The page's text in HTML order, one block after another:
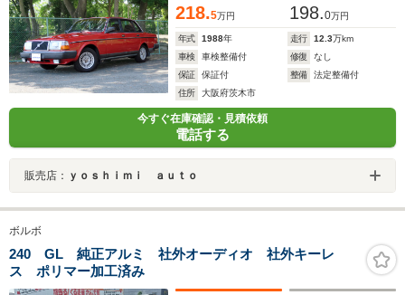
218.5万円 198.0万円
年式 1988年 走行 12.3万km
車検
車検整備付 修復
なし
保証
保証付 整備
法定整備付
住所
大阪府茨木市
今すぐ在庫確認・見積依頼
電話する
販売店： ｙｏｓｈｉｍｉ ａｕｔｏ
ボルボ
240 GL 純正アルミ 社外オーディオ 社外キーレ
ス ポリマー加工済み